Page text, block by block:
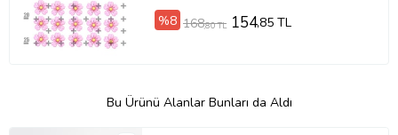
%8 168,80 TL 154,85 TL
Bu Ürünü Alanlar Bunları da Aldı